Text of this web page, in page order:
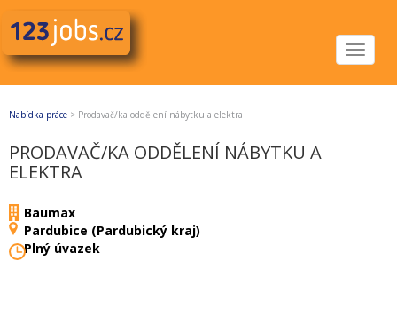
Toggle
Nabídka práce > Prodavač/ka oddělení nábytku a elektra
PRODAVAČ/KA ODDĚLENÍ NÁBYTKU A
ELEKTRA
Baumax
Pardubice (Pardubický kraj)
Plný úvazek